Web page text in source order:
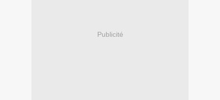
Publicité